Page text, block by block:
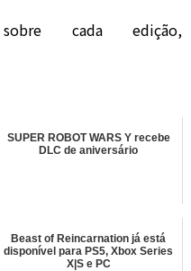
cada edição,
SUPER ROBOT WARS Y recebe
DLC de aniversário
Beast of Reincarnation já está
disponível para PS5, Xbox Series
X|S e PC